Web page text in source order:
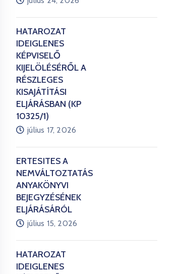
HATÁROZAT
IDEIGLENES
KÉPVISELŐ
KIJELÖLÉSÉRŐL A
RÉSZLEGES
KISAJÁTÍTÁSI
ELJÁRÁSBAN (KP
10325/1)
július 17, 2026
ÉRTESÍTÉS A
NEMVÁLTOZTATÁS
ANYAKÖNYVI
BEJEGYZÉSÉNEK
ELJÁRÁSÁRÓL
július 15, 2026
HATÁROZAT
IDEIGLENES